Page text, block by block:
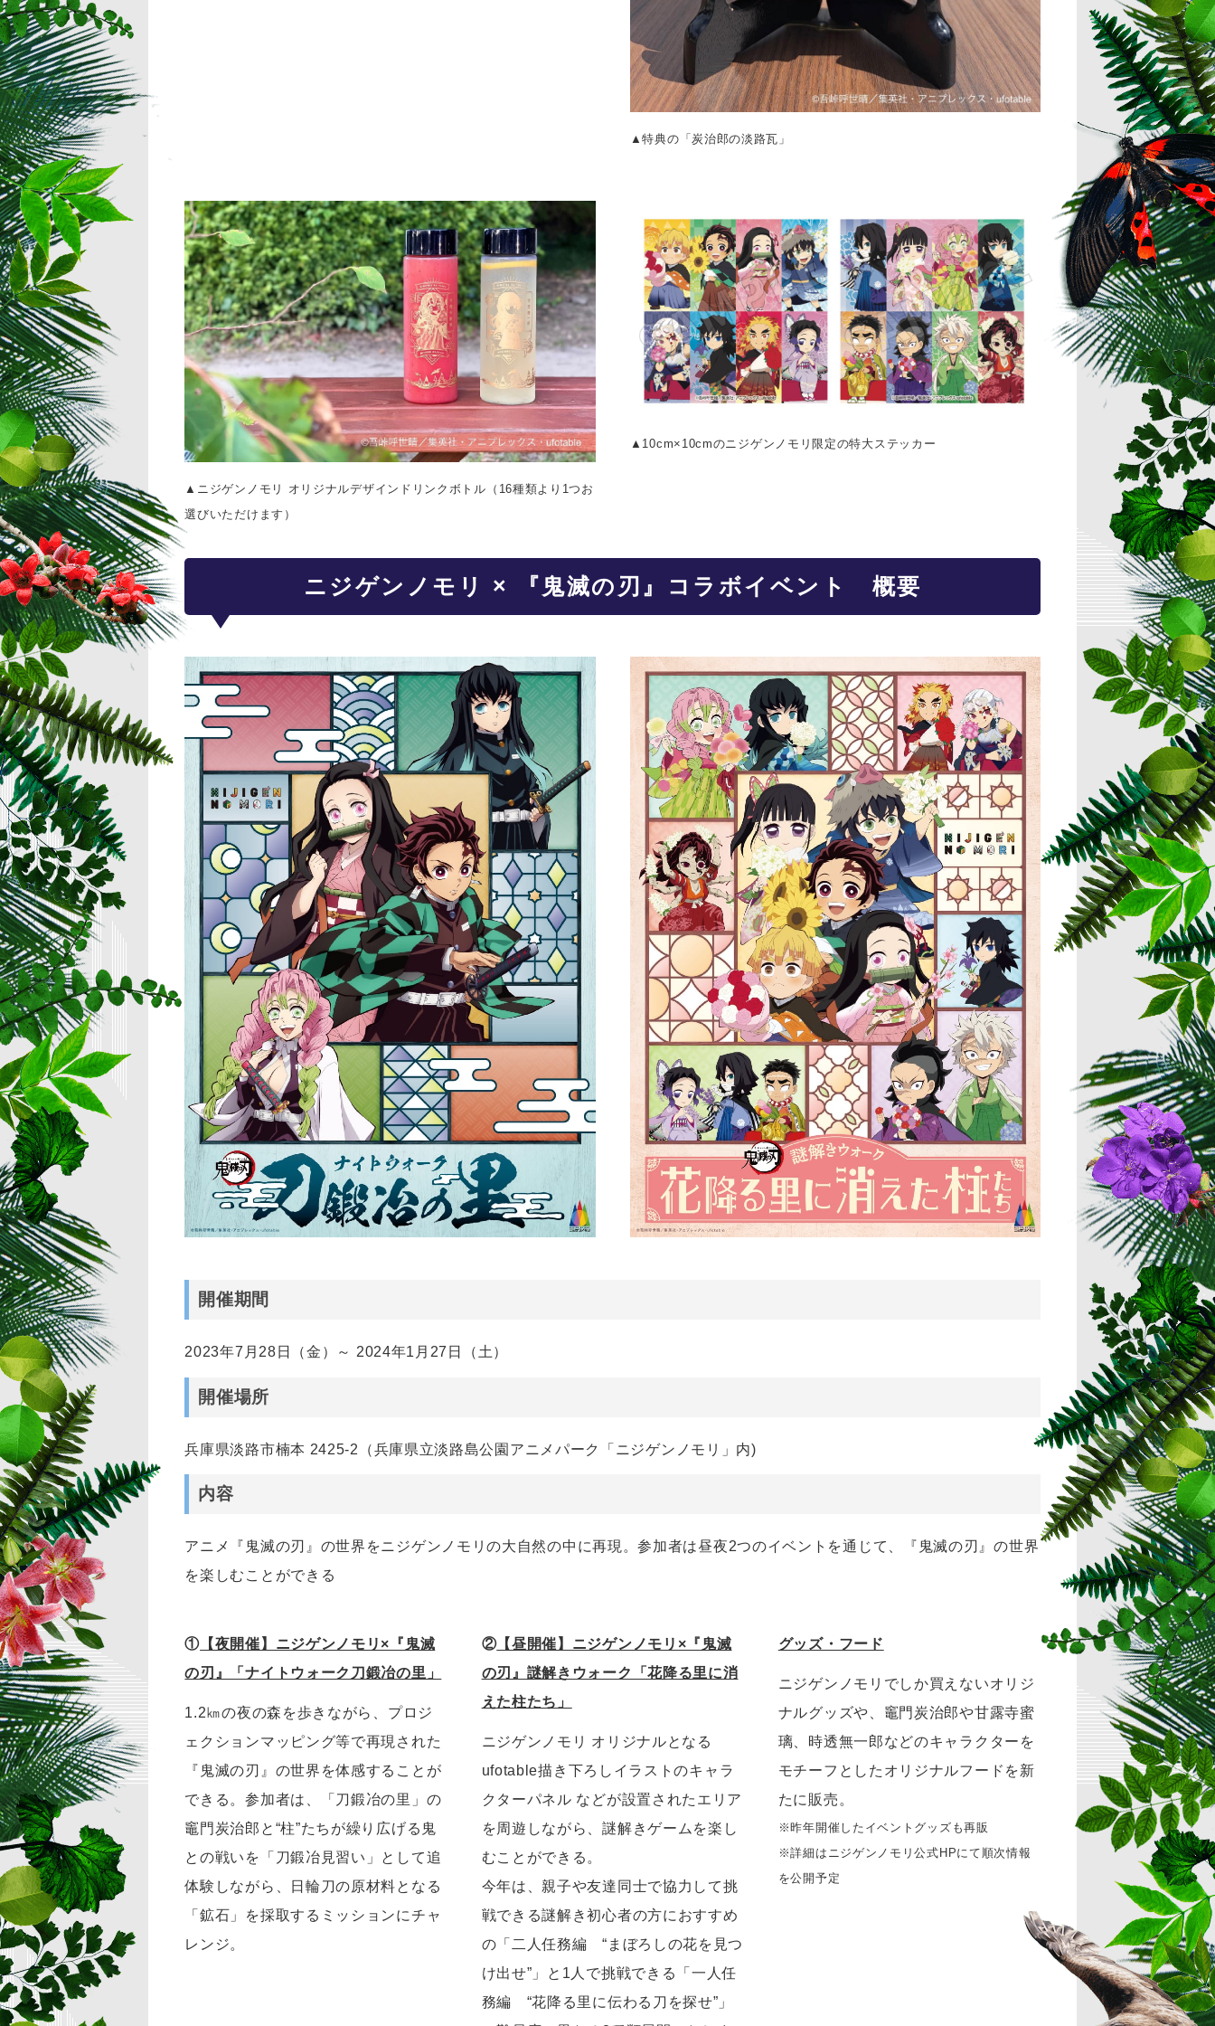
▲特典の「炭治郎の淡路瓦」
▲ ニジゲンノモリ オリジナルデザインドリンクボトル（16種類より1つお
選びいただけます）
▲10cm×10cmのニジゲンノモリ限定の特大ステッカー
ニジゲンノモリ × 『鬼滅の刃』コラボイベント 概要
開催期間
2023年7月28日（金）～ 2024年1月27日（土）
開催場所
兵庫県淡路市楠本 2425-2（兵庫県立淡路島公園アニメパーク「ニジゲンノモリ」内)
内容
アニメ『鬼滅の刃』の世界をニジゲンノモリの大自然の中に再現。参加者は昼夜2つのイベントを通じて、『鬼滅の刃』の世界
を楽しむことができる
① 【夜開催】ニジゲンノモリ×『鬼滅
の刃』「ナイトウォーク刀鍛冶の里」
1.2㎞の夜の森を歩きながら、プロジ
ェクションマッピング等で再現された
『鬼滅の刃』の世界を体感することが
できる。参加者は、「刀鍛冶の里」の
竈門炭治郎と“柱”たちが繰り広げる鬼
との戦いを「刀鍛冶見習い」として追
体験しながら、日輪刀の原材料となる
「鉱石」を採取するミッションにチャ
レンジ。
②【昼開催】ニジゲンノモリ×『鬼滅
の刃』謎解きウォーク「花降る里に消
えた柱たち」
ニジゲンノモリ オリジナルとなる
ufotable描き下ろしイラストのキャラ
クターパネル などが設置されたエリア
を周遊しながら、謎解きゲームを楽し
むことができる。
今年は、親子や友達同士で協力して挑
戦できる謎解き初心者の方におすすめ
の「二人任務編 “まぼろしの花を見つ
け出せ”」と1人で挑戦できる「一人任
務編 “花降る里に伝わる刀を探せ”」
グッズ・フード
ニジゲンノモリでしか買えないオリジ
ナルグッズや、竈門炭治郎や甘露寺蜜
璃、時透無一郎などのキャラクターを
モチーフとしたオリジナルフードを新
たに販売。
※昨年開催したイベントグッズも再販
※詳細はニジゲンノモリ公式HPにて順次情報
を公開予定